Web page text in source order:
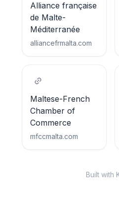
Alliance française
de Malte-
Méditerranée
alliancefrmalta.com
Maltese-French
Chamber of
Commerce
mfccmalta.com
Built with